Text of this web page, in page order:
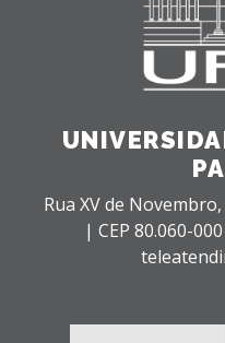
Rua XV de
| CEP 80.060-